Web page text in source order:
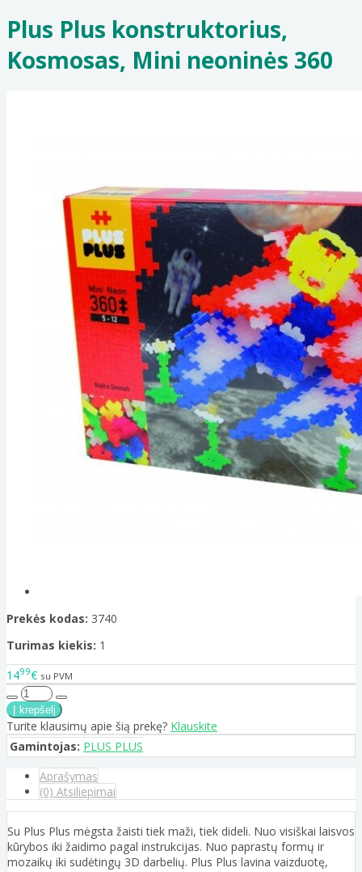
Plus Plus konstruktorius,
Kosmosas, Mini neoninės 360
Prekės kodas: 3740
Turimas kiekis: 1
1499€ su PVM
Turite klausimų apie šią prekę? Klauskite
Gamintojas: PLUS PLUS
Aprašymas
(0) Atsiliepimai
Su Plus Plus mėgsta žaisti tiek maži, tiek dideli. Nuo visiškai laisvos
kūrybos iki žaidimo pagal instrukcijas. Nuo paprastų formų ir
mozaikų iki sudėtingų 3D darbelių. Plus Plus lavina vaizduotę,